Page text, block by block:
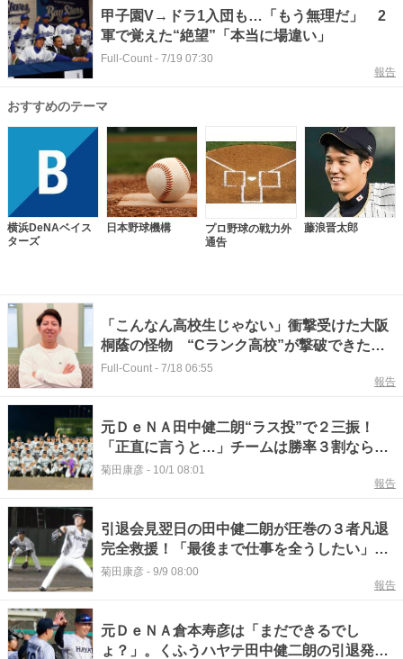
甲子園V→ドラ1入団も…「もう無理だ」 2
軍で覚えた“絶望”「本当に場違い」
Full-Count - 7/19 07:30
報告
おすすめのテーマ
横浜DeNAベイス
ターズ
日本野球機構
プロ野球の戦力外
通告
藤浪晋太郎
「こんなん高校生じゃない」衝撃受けた大阪
桐蔭の怪物 “Cランク高校”が撃破できた裏
側
Full-Count - 7/18 06:55
報告
元ＤｅＮＡ田中健二朗“ラス投”で２三振！
「正直に言うと…」チームは勝率３割ならず
【週刊くふうハヤテ】
菊田康彦 - 10/1 08:01
報告
引退会見翌日の田中健二朗が圧巻の３者凡退
完全救援！「最後まで仕事を全うしたい」
【週刊くふうハヤテ】
菊田康彦 - 9/9 08:00
報告
元ＤｅＮＡ倉本寿彦は「まだできるでし
ょ？」。くふうハヤテ田中健二朗の引退発表